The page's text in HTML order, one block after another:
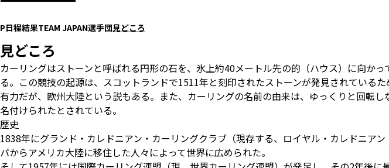
日程結果TEAM JAPAN選手団見どころ
見どころ
カーリングはストーンと呼ばれる円形の石を、氷上約40メートル先の的（ハウス）に向か
る。この競技の起源は、スコットランドで1511年と刻印されたストーンが発見されている
有力だが、欧州大陸という説もある。また、カーリングの名前の由来は、ゆっくりと回転
名付けられたとされている。
歴史
1838年にグランド・カレドニアン・カーリングクラブ（現存する、ロイヤル・カレドニア
パからアメリカ大陸に移住した人々によって世界に広められた。